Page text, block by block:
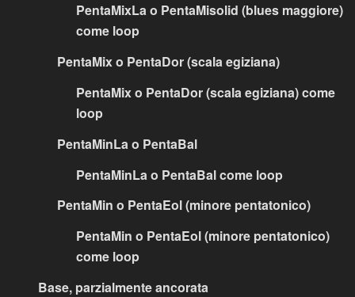
PentaMixLa o PentaMisolid (blues maggiore)
come loop
PentaMix o PentaDor (scala egiziana)
PentaMix o PentaDor (scala egiziana) come
loop
PentaMinLa o PentaBal
PentaMinLa o PentaBal come loop
PentaMin o PentaEol (minore pentatonico)
PentaMin o PentaEol (minore pentatonico)
come loop
Base, parzialmente ancorata